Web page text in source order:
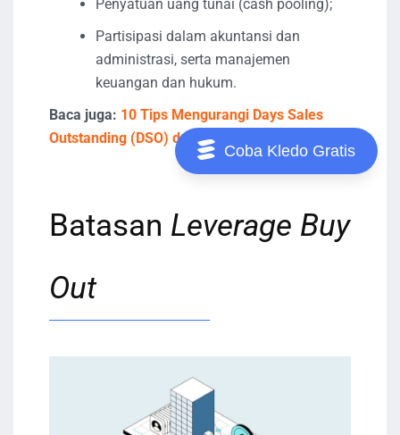
Penyatuan uang tunai (cash pooling);
Partisipasi dalam akuntansi dan
administrasi, serta manajemen
keuangan dan hukum.
Baca juga: 10 Tips Mengurangi Days Sales
Outstanding (DSO) dalam Bisnis
Batasan Leverage Buy
Out
Coba Kledo Gratis